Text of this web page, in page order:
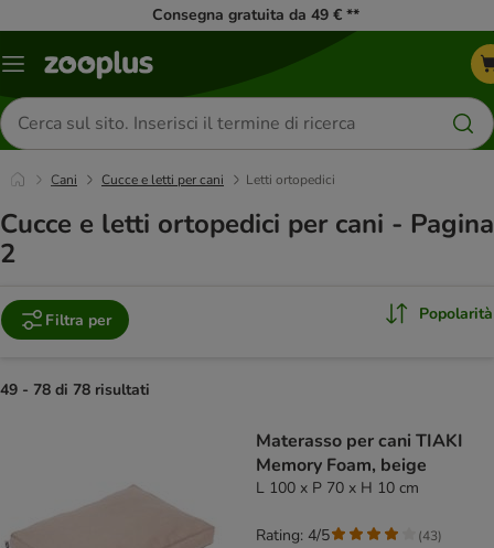
Consegna gratuita da 49 € **
Overview
Cerca
prodotti
Cani Cucce e letti per cani Letti ortopedici
Cucce e letti ortopedici per cani - Pagina
2
Filtra per Popolarità
49 - 78 di 78 risultati
Materasso per cani TIAKI
Memory Foam, beige
L 100 x P 70 x H 10 cm
Rating: 4/5 (43)